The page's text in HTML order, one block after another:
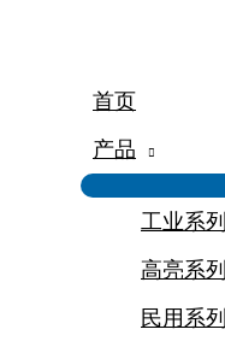
首页
产品
工业系列
高亮系列
民用系列